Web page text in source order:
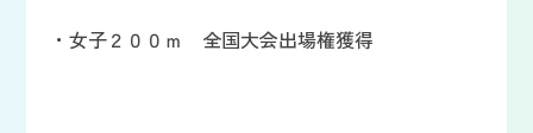
・女子２００ｍ 全国大会出場権獲得